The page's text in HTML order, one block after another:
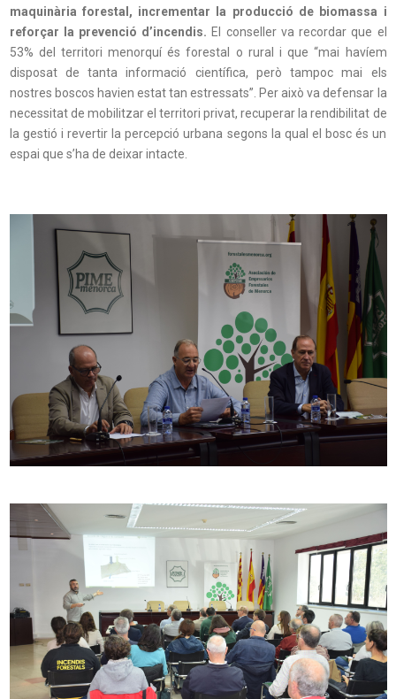
maquinària forestal, incrementar la producció de biomassa i
reforçar la prevenció d’incendis. El conseller va recordar que el
53% del territori menorquí és forestal o rural i que “mai havíem
disposat de tanta informació científica, però tampoc mai els
nostres boscos havien estat tan estressats”. Per això va defensar la
necessitat de mobilitzar el territori privat, recuperar la rendibilitat de
la gestió i revertir la percepció urbana segons la qual el bosc és un
espai que s’ha de deixar intacte.